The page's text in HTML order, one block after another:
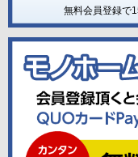
無料会員登録で